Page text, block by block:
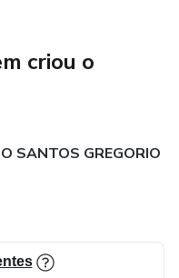
criou o
SANTOS GREGORIO